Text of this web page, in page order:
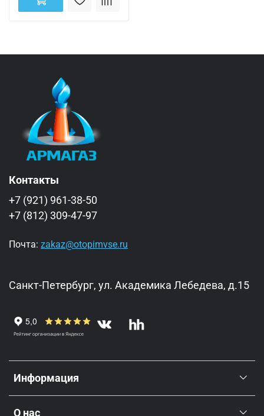
Информация
О нас
Контакты
+7 (921) 961-38-50
+7 (812) 309-47-97
Почта: zakaz@otopimvse.ru
Санкт-Петербург, ул. Академика Лебедева, д.15